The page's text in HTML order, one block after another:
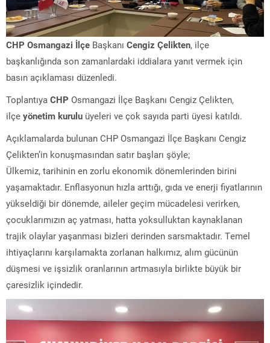
CHP Osmangazi İlçe Başkanı Cengiz Çelikten, ilçe
başkanlığında son zamanlardaki iddialara yanıt vermek için
basın açıklaması düzenledi.
Toplantıya CHP Osmangazi İlçe Başkanı Cengiz Çelikten,
ilçe yönetim kurulu üyeleri ve çok sayıda parti üyesi katıldı.
Açıklamalarda bulunan CHP Osmangazi İlçe Başkanı Cengiz
Çelikten’in konuşmasından satır başları şöyle;
Ülkemiz, tarihinin en zorlu ekonomik dönemlerinden birini
yaşamaktadır. Enflasyonun hızla arttığı, gıda ve enerji fiyatlarının
yükseldiği bir dönemde, aileler geçim mücadelesi verirken,
çocuklarımızın aç yatması, hatta yoksulluktan kaynaklanan
trajik olaylar yaşanması bizleri derinden sarsmaktadır. Temel
ihtiyaçlarını karşılamakta zorlanan halkımız, alım gücünün
düşmesi ve işsizlik oranlarının artmasıyla birlikte büyük bir
çaresizlik içindedir.